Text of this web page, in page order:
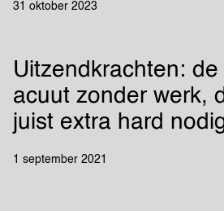
31 oktober 2023
Uitzendkrachten:
acuut zonder werk,
juist extra hard
1 september 2021